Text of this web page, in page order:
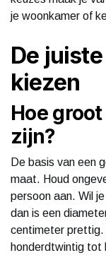
je woonkamer of
De
kiezen
Hoe
zijn?
De basis van een
maat. Houd
persoon aan. Wil
dan is een
centimeter prettig.
honderdtwintig tot